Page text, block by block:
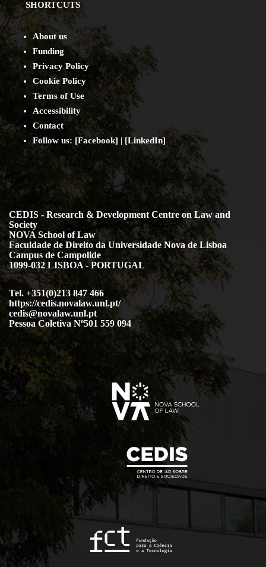
SHORTCUTS
About us
Funding
Privacy Policy
Cookie Policy
Terms of Use
Accessibility
Contact
Follow us: [Facebook] | [LinkedIn]
CEDIS - Research & Development Centre on Law and
Society
NOVA School of Law
Faculdade de Direito da Universidade Nova de Lisboa
Campus de Campolide
1099-032 LISBOA - PORTUGAL
Tel. +351(0)213 847 466
https://cedis.novalaw.unl.pt/
cedis@novalaw.unl.pt
Pessoa Coletiva Nº501 559 094